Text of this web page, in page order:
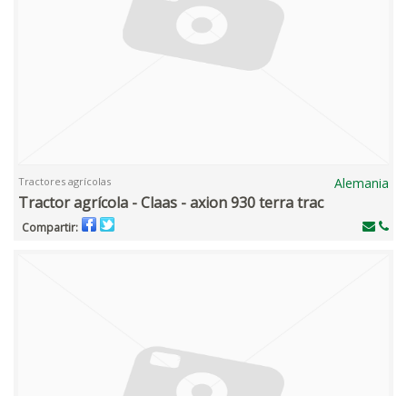
Tractores agrícolas Alemania
Tractor agrícola - Claas - axion 930 terra trac
Compartir: